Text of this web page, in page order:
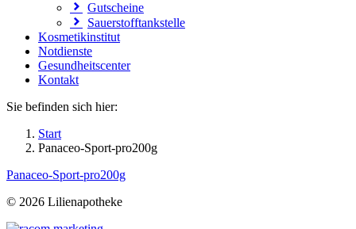
Gutscheine
Sauerstofftankstelle
Kosmetikinstitut
Notdienste
Gesundheitscenter
Kontakt
Sie befinden sich hier:
Start
Panaceo-Sport-pro200g
Panaceo-Sport-pro200g
© 2026 Lilienapotheke